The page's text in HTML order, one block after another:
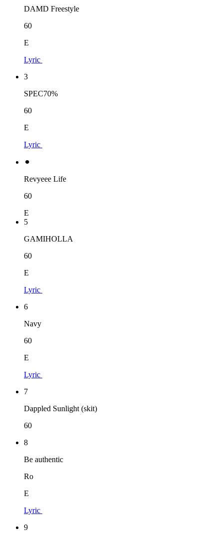
DAMD Freestyle
60
E
Lyric
3
SPEC70%
60
E
Lyric
⚫︎
Revyeee Life
60
E
5
GAMIHOLLA
60
E
Lyric
6
Navy
60
E
Lyric
7
Dappled Sunlight (skit)
60
8
Be authentic
Ro
E
Lyric
9